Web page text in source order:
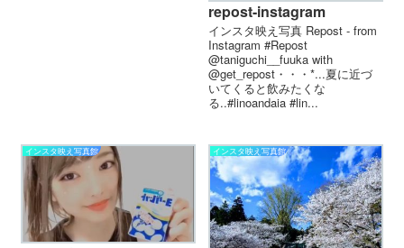
repost-instagram
インスタ映え写真 Repost - from
Instagram #Repost
@taniguchi__fuuka with
@get_repost・・・*...夏に近づ
いてくると飲みたくな
る..#linoandaia #lin...
インスタ映え写真館 インスタ映え写真館